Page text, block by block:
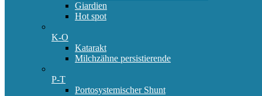
Giardien
Hot spot
K-O
Katarakt
Milchzähne persistierende
P-T
Portosystemischer Shunt